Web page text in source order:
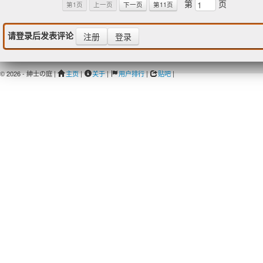
第1页 上一页 下一页 第11页 第 页
请登录后发表评论 注册 登录
© 2026 - 紳士の庭 | 主页| 关于| 用户排行| 贴吧|